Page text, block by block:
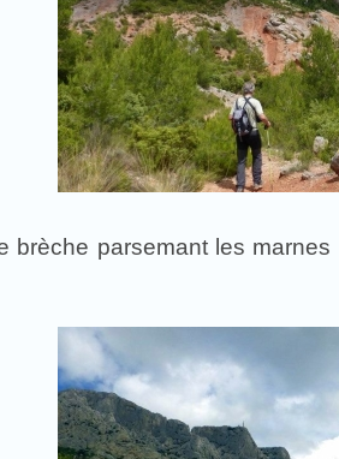
parsemant les